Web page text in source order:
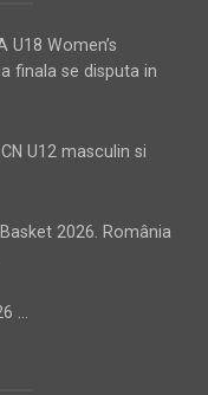
U18 Women’s
finala se disputa in
U12 masculin si
2026. România
...